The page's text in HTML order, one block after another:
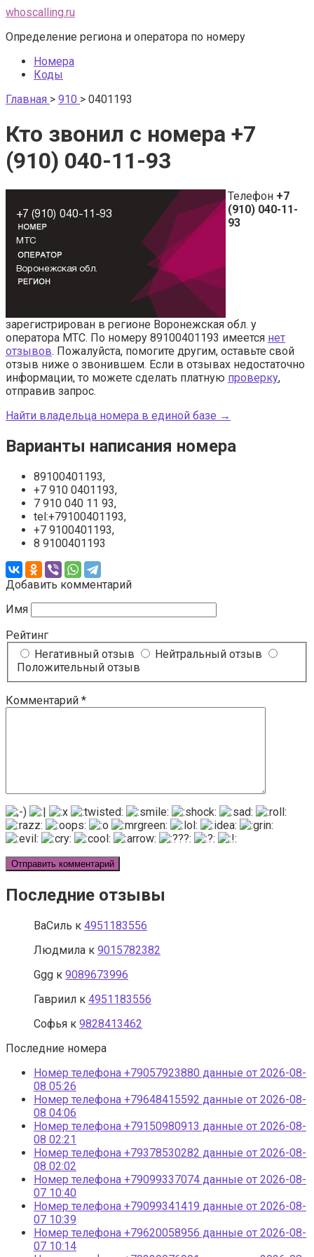
Перейти
контенту
whoscalling.ru
Определение региона и оператора по номеру
Номера
Коды
Главная > 910 > 0401193
Кто звонил с номера +7
(910) 040-11-93
Телефон +7
(910) 040-11-
93
зарегистрирован в регионе Воронежская обл. у
оператора МТС. По номеру 89100401193 имеется нет
отзывов. Пожалуйста, помогите другим, оставьте свой
отзыв ниже о звонившем. Если в отзывах недостаточно
информации, то можете сделать платную проверку,
отправив запрос.
Найти владельца номера в единой базе →
Варианты написания номера
89100401193,
+7 910 0401193,
7 910 040 11 93,
tel:+79100401193,
+7 9100401193,
8 9100401193
Добавить комментарий
Имя
Рейтинг
Негативный отзыв
Нейтральный отзыв
Положительный отзыв
Комментарий *
Последние отзывы
ВаСиль к 4951183556
Людмила к 9015782382
Ggg к 9089673996
Гавриил к 4951183556
Софья к 9828413462
Последние номера
Номер телефона +79057923880 данные от 2026-08-
08 05:26
Номер телефона +79648415592 данные от 2026-08-
08 04:06
Номер телефона +79150980913 данные от 2026-08-
08 02:21
Номер телефона +79378530282 данные от 2026-08-
08 02:02
Номер телефона +79099337074 данные от 2026-08-
07 10:40
Номер телефона +79099341419 данные от 2026-08-
07 10:39
Номер телефона +79620058956 данные от 2026-08-
07 10:14